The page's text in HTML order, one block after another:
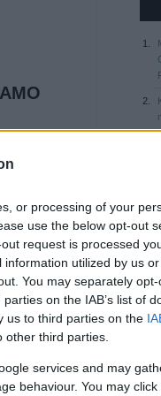
or processing of your
use the below opt-out
request is processed
utilized by us
You may separately
on the IAB’s list of
us to third parties on the
third parties.
services and may
behaviour. You may